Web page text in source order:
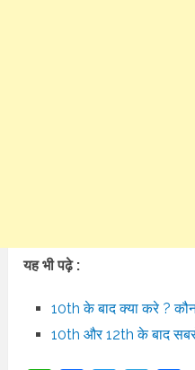
यह भी पढ़े :
10th के बाद क्या करे ?
10th और 12th के बाद